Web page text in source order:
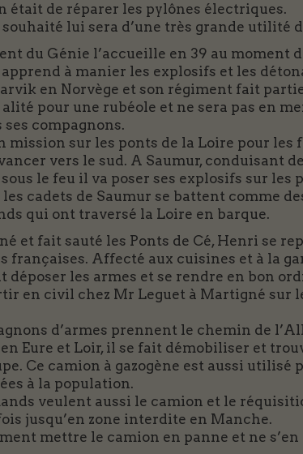
était de réparer les pylônes électriques.
lui sera d’une très grande utilité
du Génie l’accueille en 39 au moment
à manier les explosifs et les
en Norvège et son régiment fait
pour une rubéole et ne sera pas en
compagnons.
mission sur les ponts de la Loire pour les
vers le sud. A Saumur, conduisant
le feu il va poser ses explosifs sur les
les cadets de Saumur se battent comme
qui ont traversé la Loire en barque.
et fait sauté les Ponts de Cé, Henri se
françaises. Affecté aux cuisines et à la
déposer les armes et se rendre en bon
en civil chez Mr Leguet à Martigné sur
d’armes prennent le chemin de
Eure et Loir, il se fait démobiliser et
Ce camion à gazogène est aussi
à la population.
veulent aussi le camion et le
jusqu’en zone interdite en Manche.
mettre le camion en panne et ne